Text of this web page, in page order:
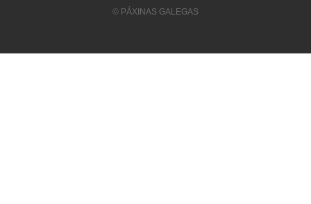
© PÁXINAS GALEGAS